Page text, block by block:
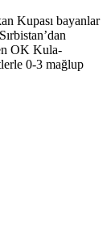
Kupası bayanlar
OK Kula-
0-3 mağlup